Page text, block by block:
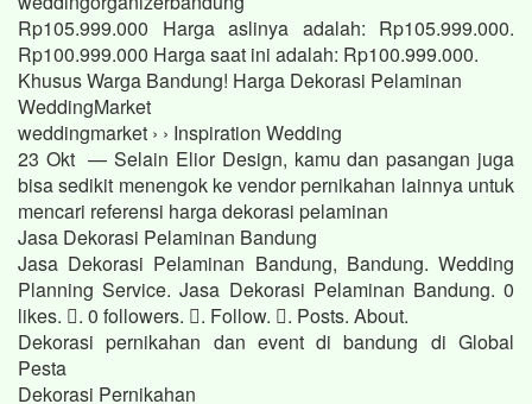
Rp105.999.000 Harga aslinya adalah: Rp105.999.000.
Rp100.999.000 Harga saat ini adalah: Rp100.999.000.
Khusus Warga Bandung! Harga Dekorasi Pelaminan
WeddingMarket
weddingmarket › › Inspiration Wedding
23 Okt — Selain Elior Design, kamu dan pasangan juga
bisa sedikit menengok ke vendor pernikahan lainnya untuk
mencari referensi harga dekorasi pelaminan
Jasa Dekorasi Pelaminan Bandung
Jasa Dekorasi Pelaminan Bandung, Bandung. Wedding
Planning Service. Jasa Dekorasi Pelaminan Bandung. 0
likes. 󱞋. 0 followers. 󱙶. Follow. 󰟝. Posts. About.
Dekorasi pernikahan dan event di bandung di Global
Pesta
Dekorasi Pernikahan